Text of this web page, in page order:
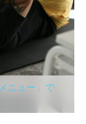
ニュー」で